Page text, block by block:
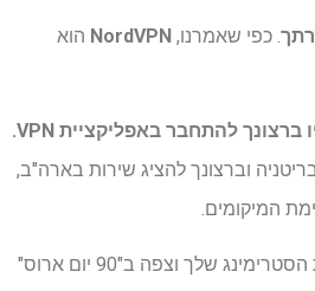
. כפי שאמרנו, NordVPN הוא
וברצונך להציג שירות בארה"ב,
המיקומים.
פנה לשירות הסטרימינג שלך וצפה ב"90 יום ארוס"